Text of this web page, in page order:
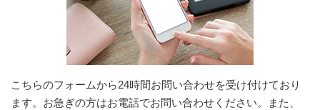
こちらのフォームから24時間お問い合わせを受け付けており
ます。お急ぎの方はお電話でお問い合わせください。また、